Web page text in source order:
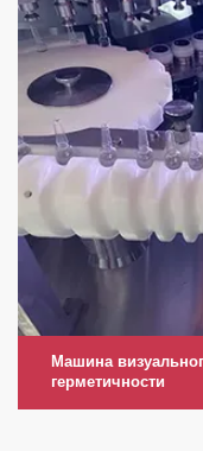
Машина
герметичности